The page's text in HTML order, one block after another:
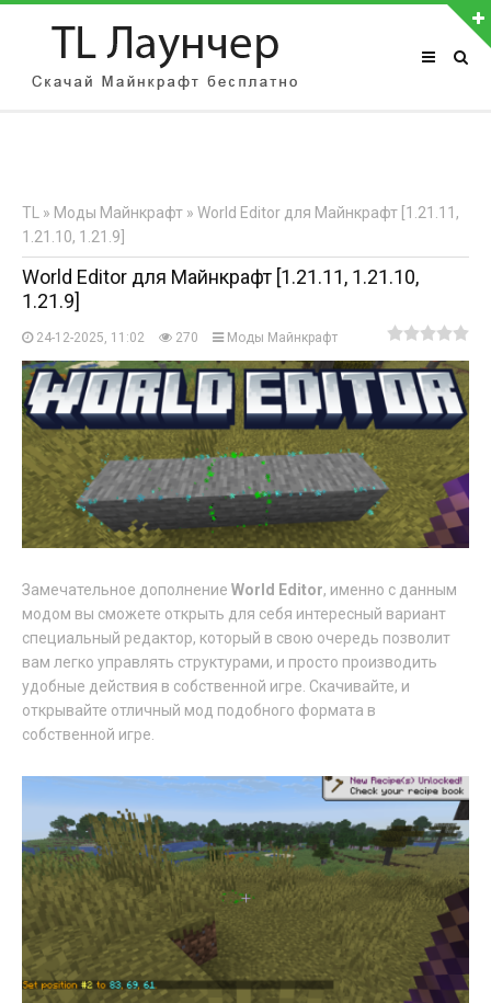
АВТОРИЗАЦИЯ НА САЙТЕ
Регистрация
TL » Моды Майнкрафт » World Editor для Майнкрафт [1.21.11,
1.21.10, 1.21.9]
World Editor для Майнкрафт [1.21.11, 1.21.10,
1.21.9]
24-12-2025, 11:02 270 Моды Майнкрафт
Замечательное дополнение World Editor, именно с данным
модом вы сможете открыть для себя интересный вариант
специальный редактор, который в свою очередь позволит
вам легко управлять структурами, и просто производить
удобные действия в собственной игре. Скачивайте, и
открывайте отличный мод подобного формата в
собственной игре.